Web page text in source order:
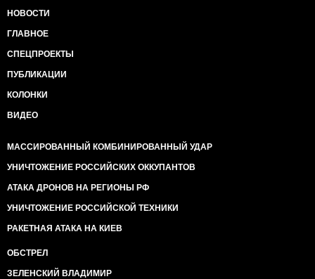
НОВОСТИ
ГЛАВНОЕ
СПЕЦПРОЕКТЫ
ПУБЛИКАЦИИ
КОЛОНКИ
ВИДЕО
МАССИРОВАННЫЙ КОМБИНИРОВАННЫЙ УДАР
УНИЧТОЖЕНИЕ РОССИЙСКИХ ОККУПАНТОВ
АТАКА ДРОНОВ НА РЕГИОНЫ РФ
УНИЧТОЖЕНИЕ РОССИЙСКОЙ ТЕХНИКИ
РАКЕТНАЯ АТАКА НА КИЕВ
ОБСТРЕЛ
ЗЕЛЕНСКИЙ ВЛАДИМИР